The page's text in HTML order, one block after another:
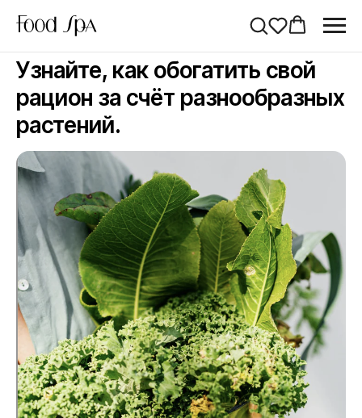
Узнайте, как обогатить свой
рацион за счёт разнообразных
растений.